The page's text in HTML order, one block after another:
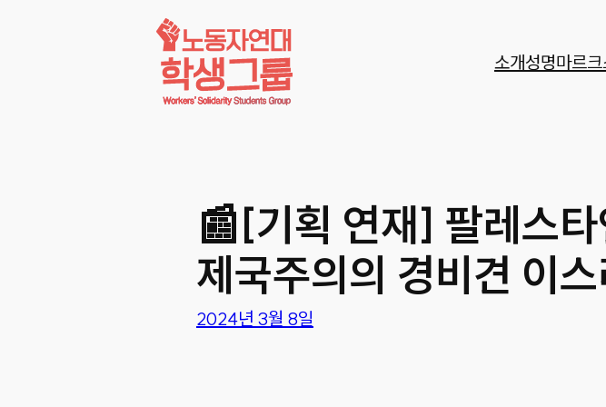
소개성명마르
📰[기획 연재] 팔레스
제국주의의 경비견 이
2024년 3월 8일